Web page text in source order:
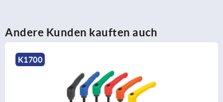
Andere Kunden kauften auch